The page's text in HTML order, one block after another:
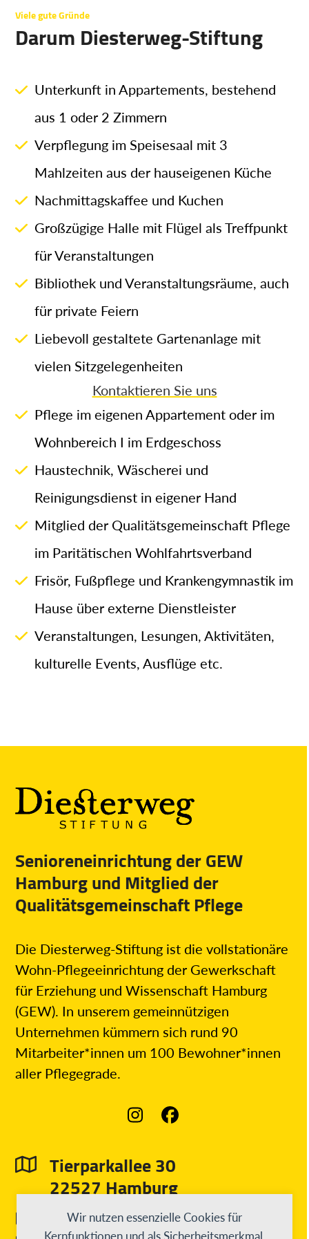
Wir nutzen essenzielle Cookies für
Kernfunktionen und als Sicherheitsmerkmal.
Darum Diesterweg-Stiftung
Viele gute Gründe
Unterkunft in Appartements, bestehend
aus 1 oder 2 Zimmern
Verpflegung im Speisesaal mit 3
Mahlzeiten aus der hauseigenen Küche
Nachmittagskaffee und Kuchen
Großzügige Halle mit Flügel als Treffpunkt
für Veranstaltungen
Bibliothek und Veranstaltungsräume, auch
für private Feiern
Liebevoll gestaltete Gartenanlage mit
vielen Sitzgelegenheiten
Kontaktieren Sie uns
Pflege im eigenen Appartement oder im
Wohnbereich I im Erdgeschoss
Haustechnik, Wäscherei und
Reinigungsdienst in eigener Hand
Mitglied der Qualitätsgemeinschaft Pflege
im Paritätischen Wohlfahrtsverband
Frisör, Fußpflege und Krankengymnastik im
Hause über externe Dienstleister
Veranstaltungen, Lesungen, Aktivitäten,
kulturelle Events, Ausflüge etc.
Senioreneinrichtung der GEW
Hamburg und Mitglied der
Qualitätsgemeinschaft Pflege
Die Diesterweg-Stiftung ist die vollstationäre
Wohn-Pflegeeinrichtung der Gewerkschaft
für Erziehung und Wissenschaft Hamburg
(GEW). In unserem gemeinnützigen
Unternehmen kümmern sich rund 90
Mitarbeiter*innen um 100 Bewohner*innen
aller Pflegegrade.
InstagramFacebook
Tierparkallee 30
22527 Hamburg
info@diesterweg-stiftung.de